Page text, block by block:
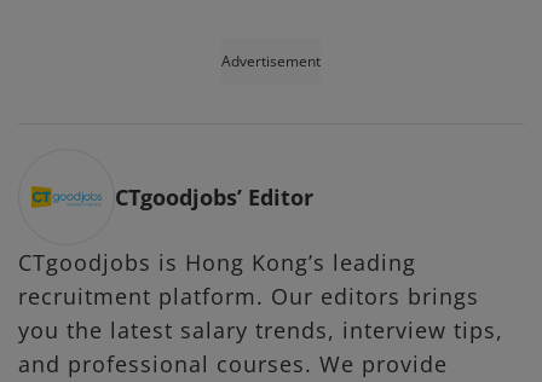
Advertisement
CTgoodjobs’ Editor
CTgoodjobs is Hong Kong’s leading
recruitment platform. Our editors brings
you the latest salary trends, interview tips,
and professional courses. We provide